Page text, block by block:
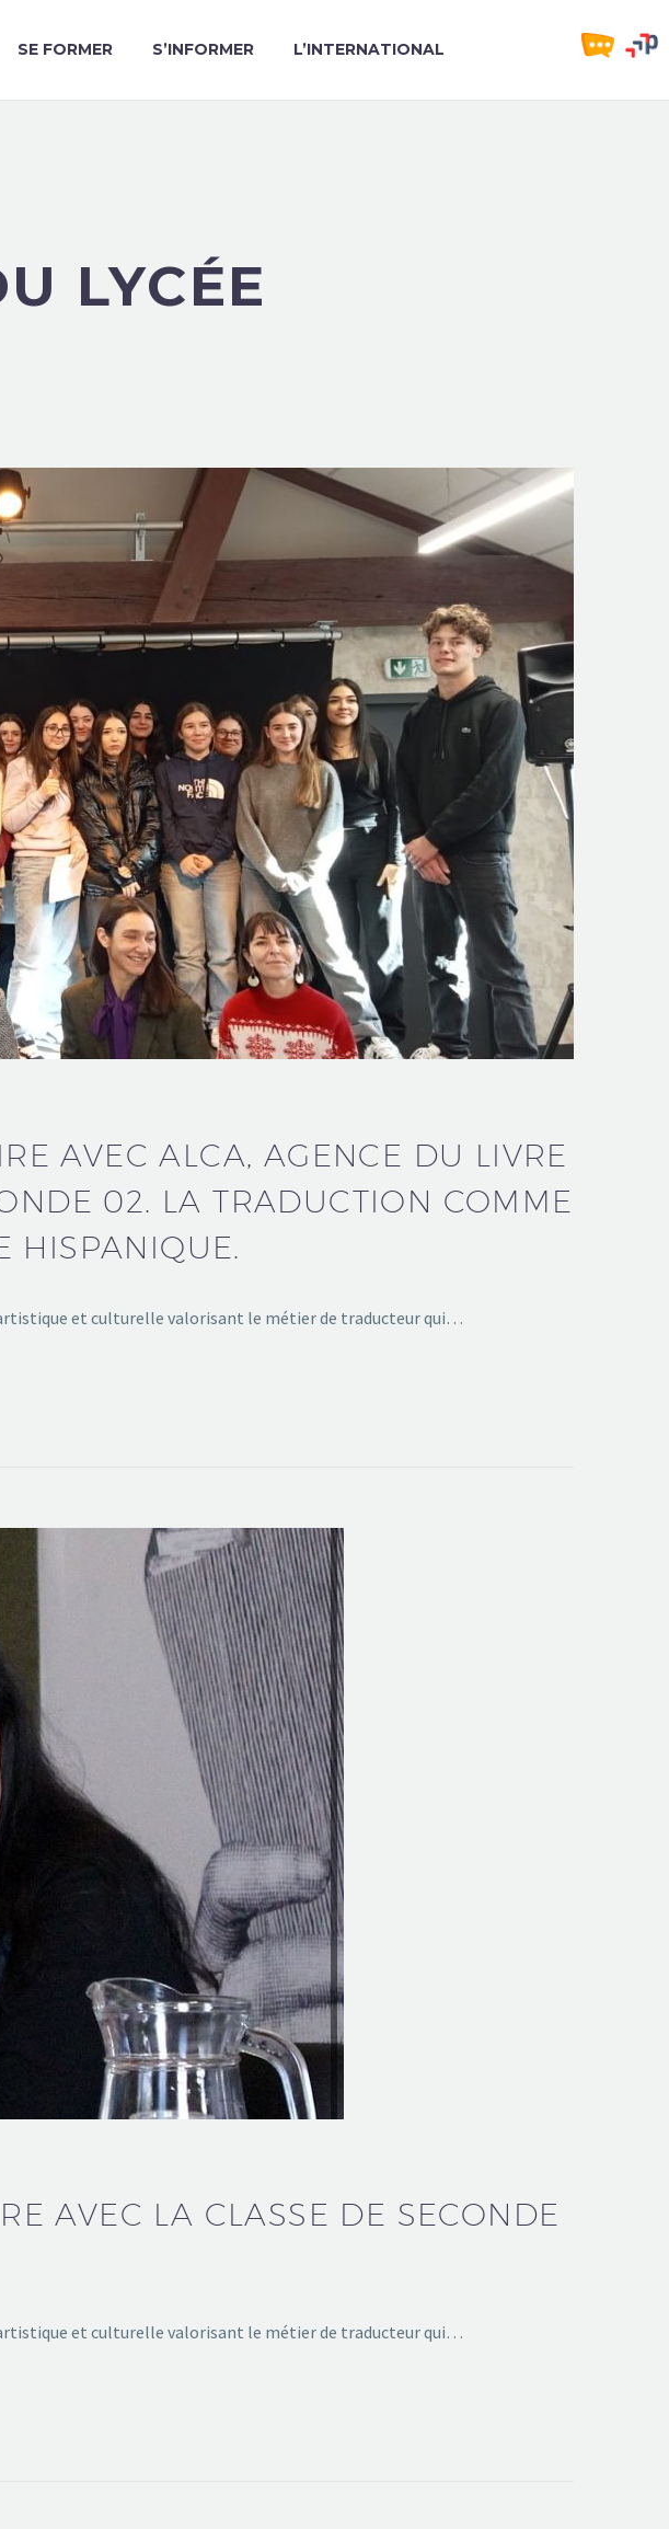
SE FORMER S’INFORMER L’INTERNATIONAL
LYCÉE
AVEC ALCA, AGENCE DU LIVRE
02. LA TRADUCTION COMME
HISPANIQUE.
artistique et culturelle valorisant le métier de traducteur qui…
AVEC LA CLASSE DE SECONDE
artistique et culturelle valorisant le métier de traducteur qui…